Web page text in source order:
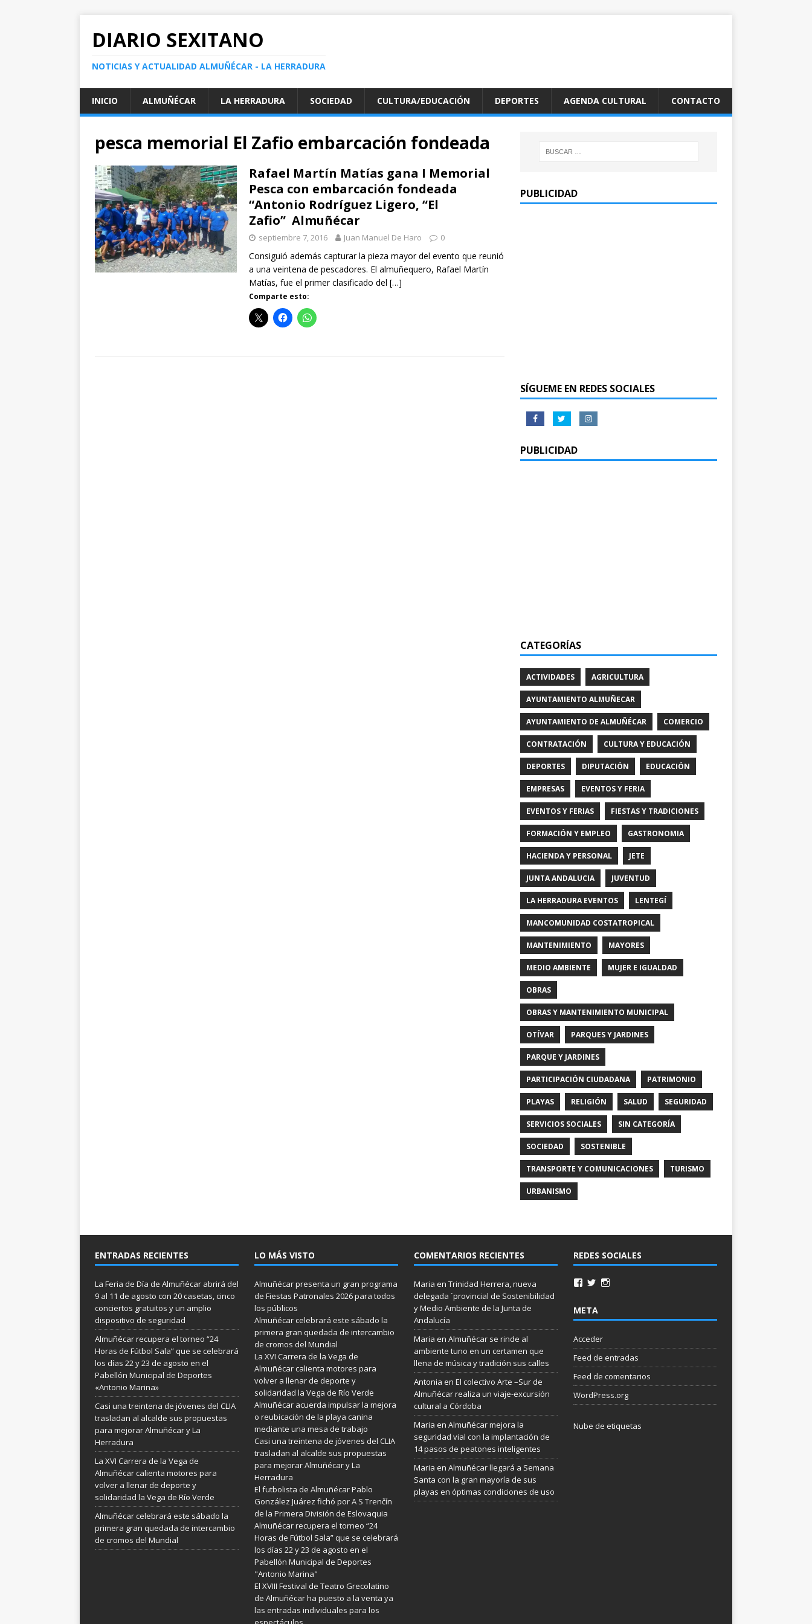
DIARIO SEXITANO
NOTICIAS Y ACTUALIDAD ALMUÑÉCAR - LA HERRADURA
INICIO ALMUÑÉCAR LA HERRADURA SOCIEDAD CULTURA/EDUCACIÓN DEPORTES AGENDA CULTURAL CONTACTO
pesca memorial El Zafio embarcación fondeada
Rafael Martín Matías gana I Memorial
Pesca con embarcación fondeada
“Antonio Rodríguez Ligero, “El
Zafio” Almuñécar
septiembre 7, 2016 Juan Manuel De Haro 0
Consiguió además capturar la pieza mayor del evento que reunió
a una veintena de pescadores. El almuñequero, Rafael Martín
Matías, fue el primer clasificado del […]
Comparte esto:
PUBLICIDAD
SÍGUEME EN REDES SOCIALES
PUBLICIDAD
CATEGORÍAS
ACTIVIDADES AGRICULTURA
AYUNTAMIENTO ALMUÑECAR
AYUNTAMIENTO DE ALMUÑÉCAR COMERCIO
CONTRATACIÓN CULTURA Y EDUCACIÓN
DEPORTES DIPUTACIÓN EDUCACIÓN
EMPRESAS EVENTOS Y FERIA
EVENTOS Y FERIAS FIESTAS Y TRADICIONES
FORMACIÓN Y EMPLEO GASTRONOMIA
HACIENDA Y PERSONAL JETE
JUNTA ANDALUCIA JUVENTUD
LA HERRADURA EVENTOS LENTEGÍ
MANCOMUNIDAD COSTATROPICAL
MANTENIMIENTO MAYORES
MEDIO AMBIENTE MUJER E IGUALDAD
OBRAS
OBRAS Y MANTENIMIENTO MUNICIPAL
OTÍVAR PARQUES Y JARDINES
PARQUE Y JARDINES
PARTICIPACIÓN CIUDADANA PATRIMONIO
PLAYAS RELIGIÓN SALUD SEGURIDAD
SERVICIOS SOCIALES SIN CATEGORÍA
SOCIEDAD SOSTENIBLE
TRANSPORTE Y COMUNICACIONES TURISMO
URBANISMO
ENTRADAS RECIENTES
La Feria de Día de Almuñécar abrirá del
9 al 11 de agosto con 20 casetas, cinco
conciertos gratuitos y un amplio
dispositivo de seguridad
Almuñécar recupera el torneo “24
Horas de Fútbol Sala” que se celebrará
los días 22 y 23 de agosto en el
Pabellón Municipal de Deportes
«Antonio Marina»
Casi una treintena de jóvenes del CLIA
trasladan al alcalde sus propuestas
para mejorar Almuñécar y La
Herradura
La XVI Carrera de la Vega de
Almuñécar calienta motores para
volver a llenar de deporte y
solidaridad la Vega de Río Verde
Almuñécar celebrará este sábado la
primera gran quedada de intercambio
de cromos del Mundial
LO MÁS VISTO
Almuñécar presenta un gran programa
de Fiestas Patronales 2026 para todos
los públicos
Almuñécar celebrará este sábado la
primera gran quedada de intercambio
de cromos del Mundial
La XVI Carrera de la Vega de
Almuñécar calienta motores para
volver a llenar de deporte y
solidaridad la Vega de Río Verde
Almuñécar acuerda impulsar la mejora
o reubicación de la playa canina
mediante una mesa de trabajo
Casi una treintena de jóvenes del CLIA
trasladan al alcalde sus propuestas
para mejorar Almuñécar y La
Herradura
El futbolista de Almuñécar Pablo
González Juárez fichó por A S Trenčín
de la Primera División de Eslovaquia
Almuñécar recupera el torneo “24
Horas de Fútbol Sala” que se celebrará
los días 22 y 23 de agosto en el
Pabellón Municipal de Deportes
"Antonio Marina"
El XVIII Festival de Teatro Grecolatino
de Almuñécar ha puesto a la venta ya
las entradas individuales para los
COMENTARIOS RECIENTES
Maria en Trinidad Herrera, nueva
delegada `provincial de Sostenibilidad
y Medio Ambiente de la Junta de
Andalucía
Maria en Almuñécar se rinde al
ambiente tuno en un certamen que
llena de música y tradición sus calles
Antonia en El colectivo Arte –Sur de
Almuñécar realiza un viaje-excursión
cultural a Córdoba
Maria en Almuñécar mejora la
seguridad vial con la implantación de
14 pasos de peatones inteligentes
Maria en Almuñécar llegará a Semana
Santa con la gran mayoría de sus
playas en óptimas condiciones de uso
REDES SOCIALES
META
Acceder
Feed de entradas
Feed de comentarios
WordPress.org
Nube de etiquetas